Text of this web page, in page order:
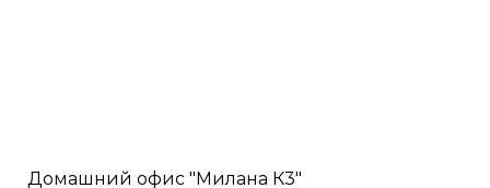
Домашний офис "Милана К3"